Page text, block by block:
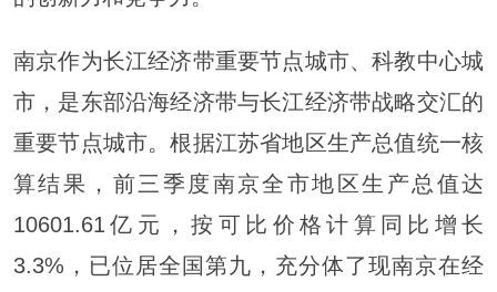
南京作为长江经济带重要节点城市、科教中心城
市，是东部沿海经济带与长江经济带战略交汇的
重要节点城市。根据江苏省地区生产总值统一核
算结果，前三季度南京全市地区生产总值达
10601.61亿元，按可比价格计算同比增长
3.3%，已位居全国第九，充分体了现南京在经